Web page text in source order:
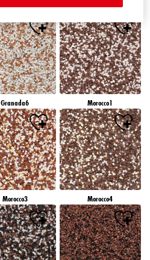
Granada2 Granada3
Granada6 Morocco1
Morocco3 Morocco4